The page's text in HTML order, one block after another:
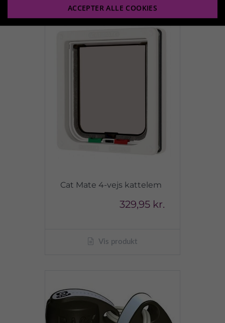
Cat Mate 4-vejs kattelem
329,95 kr.
Vis produkt
ACCEPTER ALLE COOKIES